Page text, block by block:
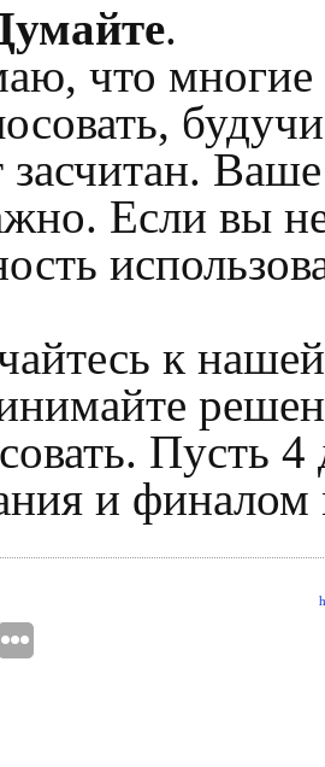
.
что многие
засчитан.
Если вы
к
Пусть 4
и